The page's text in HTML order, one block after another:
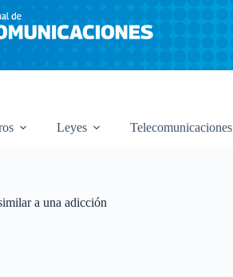
Leyes Telecomunicaciones
a una adicción